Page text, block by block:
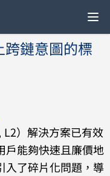
跨鏈意圖的標
）解決方案已有效
戶能夠快速且廉價地
入了碎片化問題，導